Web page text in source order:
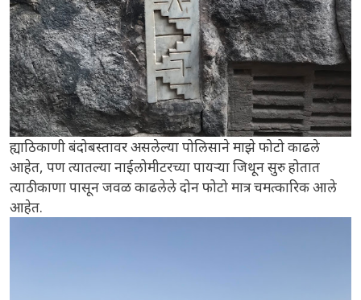
ह्याठिकाणी बंदोबस्तावर असलेल्या पोलिसाने माझे फोटो काढले
आहेत, पण त्यातल्या नाईलोमीटरच्या पायऱ्या जिथून सुरु होतात
त्याठीकाणा पासून जवळ काढलेले दोन फोटो मात्र चमत्कारिक आले
आहेत.